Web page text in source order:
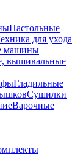
Настольные
для ухода
машины
вышивальные
Гладильные
Сушилки
Варочные